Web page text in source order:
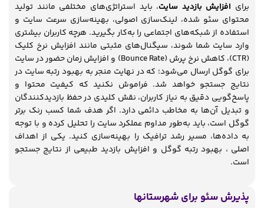
برای افزایش بازدید سایت، باید استراتژی‌های مختلفی مانند تولید
محتوای سئو شده، لینک‌سازی اصولی، بهینه‌سازی سرعت سایت و
استفاده از شبکه‌های اجتماعی را به‌کار بگیرید. هرچه کاربران بیشتری
وارد سایت شما شوند، سیگنال‌های مثبتی مانند افزایش نرخ کلیک
(CTR)، کاهش نرخ پرش (Bounce Rate) و افزایش زمان حضور در سایت
برای گوگل ارسال می‌شود؛ که در نهایت منجر به بهبود رتبه سایت در
نتایج جستجو خواهد شد. فراموش نکنید که کیفیت محتوا و
پاسخ‌گویی دقیق به نیاز کاربران، نقش کلیدی در حفظ بازدیدکنندگان
و تبدیل آن‌ها به مخاطب دائمی دارد. اگر هدف شما کسب رنک برتر
گوگل است، باید به‌طور مداوم عملکرد سایت را تحلیل کرده و با توجه
به داده‌ها، مسیر رشد ترافیک را بهینه‌سازی کنید. یکی از اهداف
اصلی ، بهبود رتبه گوگل و افزایش بازدید طبیعی از نتایج جستجو
است.
پذیرش سئو برای شهرستانها